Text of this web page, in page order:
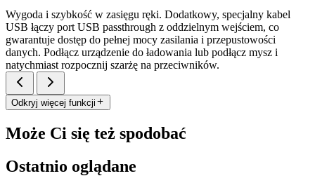
Wygoda i szybkość w zasięgu ręki. Dodatkowy, specjalny kabel
USB łączy port USB passthrough z oddzielnym wejściem, co
gwarantuje dostęp do pełnej mocy zasilania i przepustowości
danych. Podłącz urządzenie do ładowania lub podłącz mysz i
natychmiast rozpocznij szarżę na przeciwników.
Odkryj więcej funkcji
Może Ci się też spodobać
Ostatnio oglądane